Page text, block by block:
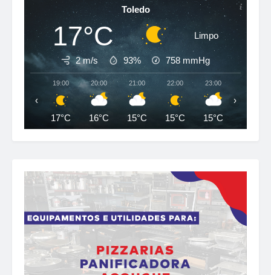
Toledo
17°C Limpo
2 m/s 93% 758 mmHg
19:00
17°C
20:00
16°C
21:00
15°C
22:00
15°C
23:00
15°C
‹ ›